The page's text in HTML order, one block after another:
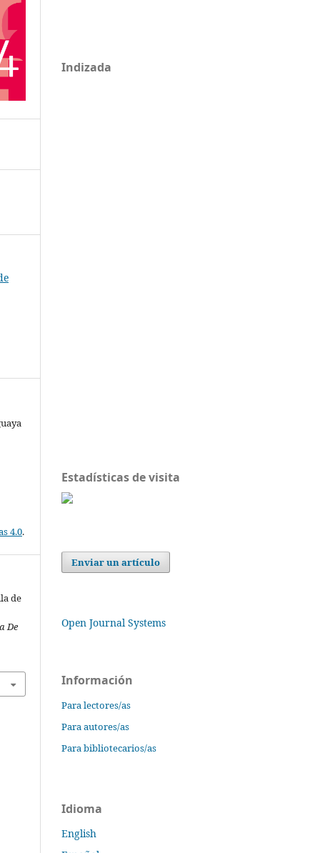
4.0.
de
De
Indizada
Estadísticas de visita
Enviar un artículo
Open Journal Systems
Información
Para lectores/as
Para autores/as
Para bibliotecarios/as
Idioma
English